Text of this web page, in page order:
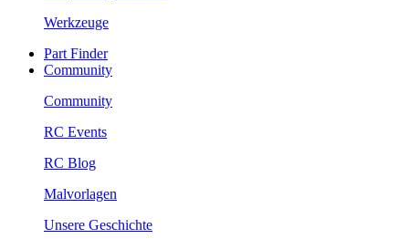
Werkzeuge
Part Finder
Community
Community
RC Events
RC Blog
Malvorlagen
Unsere Geschichte